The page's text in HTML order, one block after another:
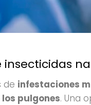
insecticidas
de infestaciones
pulgones. Una